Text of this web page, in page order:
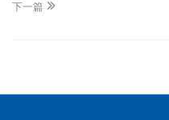
下一篇